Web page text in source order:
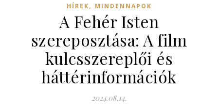
HÍREK, MINDENNAPOK
A Fehér Isten
szereposztása: A film
kulcsszereplői és
háttérinformációk
2024.08.14.